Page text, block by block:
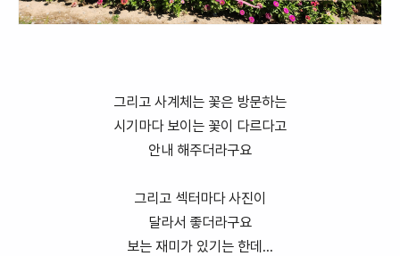
그리고 사계체는 꽃은 방문하는
시기마다 보이는 꽃이 다르다고
안내 해주더라구요
그리고 섹터마다 사진이
달라서 좋더라구요
보는 재미가 있기는 한데...